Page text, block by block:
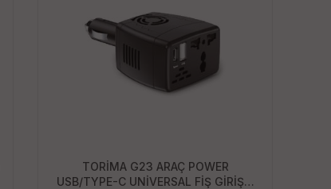
TORİMA G23 ARAÇ POWER
USB/TYPE-C UNİVERSAL FİŞ GİRİŞLİ